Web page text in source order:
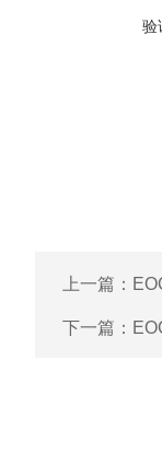
验
上一篇：
下一篇：